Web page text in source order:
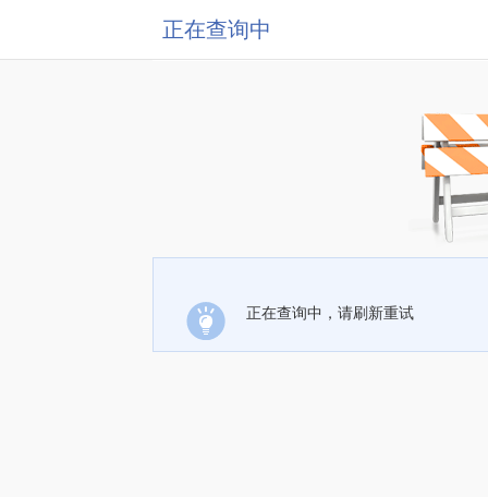
正在查询中
正在查询中，请刷新重试